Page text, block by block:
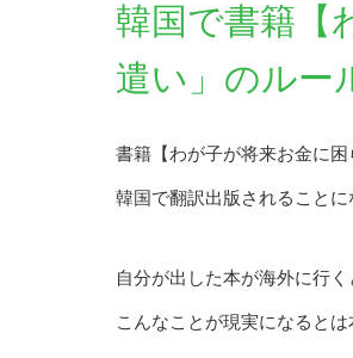
韓国で書籍【
遣い」のルー
書籍【わが子が将来お金に困
韓国で翻訳出版されることに
自分が出した本が海外に行
こんなことが現実になると